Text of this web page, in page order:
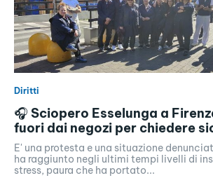
Diritti
🎧 Sciopero Esselunga a
fuori dai negozi per chiedere
E' una protesta e una situazione
ha raggiunto negli ultimi tempi livelli di
stress, paura che ha portato...